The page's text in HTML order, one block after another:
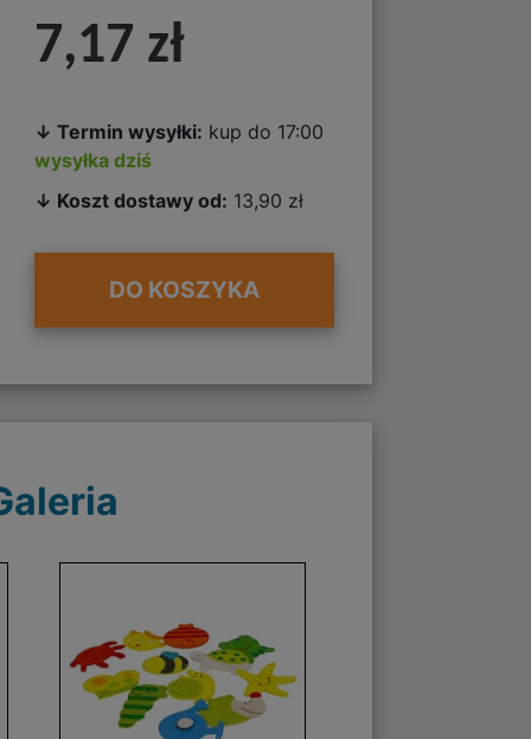
7,17 zł
↓ Termin wysyłki: kup do 17:00
wysyłka dziś
↓ Koszt dostawy od: 13,90 zł
DO KOSZYKA